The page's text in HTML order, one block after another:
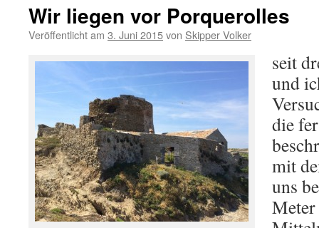
Wir liegen vor Porquerolles
Veröffentlicht am 3. Juni 2015von Skipper Volker
seit
und
die
mit
uns
Meter